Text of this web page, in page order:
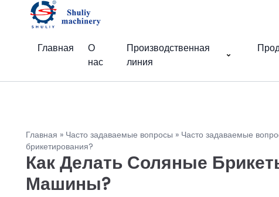
Главная
О
нас
Производственная
линия
Главная » Часто задаваемые вопросы » Часто задаваемые
брикетирования?
Как Делать Соляные
Машины?